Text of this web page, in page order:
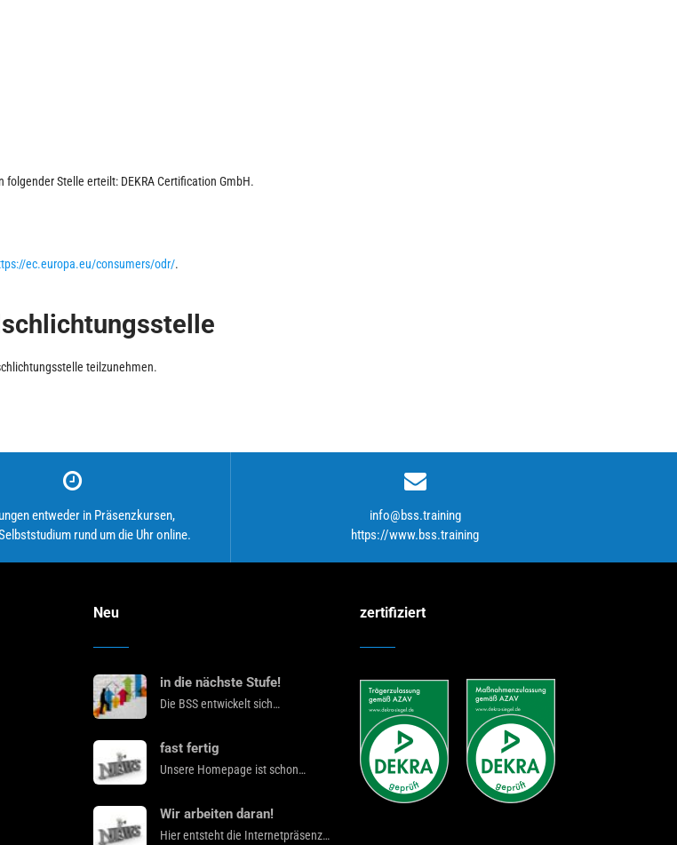
Stelle erteilt: DEKRA Certification GmbH.
ec.europa.eu/consumers/odr/.
teilzunehmen.
entweder in Präsenzkursen,
rund um die Uhr online.
info@bss.training
https://www.bss.training
Neu
in die nächste Stufe!
Die BSS entwickelt sich…
fast fertig
Unsere Homepage ist schon…
Wir arbeiten daran!
Hier entsteht die Internetpräsenz…
zertifiziert